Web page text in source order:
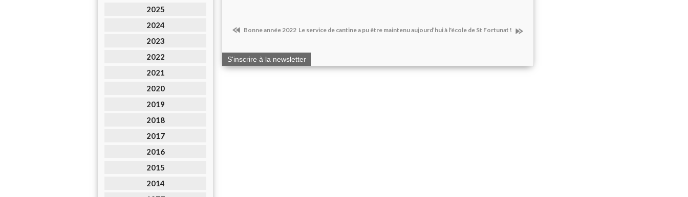
2025
2024
2023
2022
2021
2020
2019
2018
2017
2016
2015
2014
Bonne année 2022 Le service de cantine a pu être maintenu aujourd’hui à l'école de St Fortunat !
S'inscrire à la newsletter